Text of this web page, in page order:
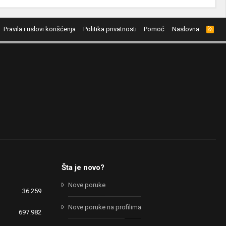
Pravila i uslovi korišćenja Politika privatnosti Pomoć Naslovna
R
S
S
36.259
697.982
Šta je novo?
Nove poruke
Nove poruke na profilima